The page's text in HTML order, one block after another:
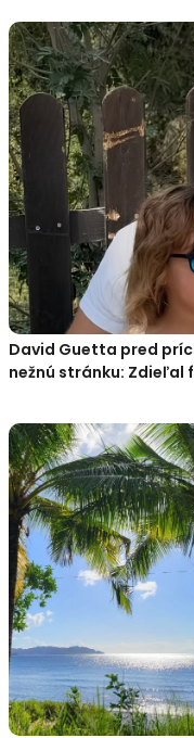
David Guetta pred
nežnú stránku: Zdieľal